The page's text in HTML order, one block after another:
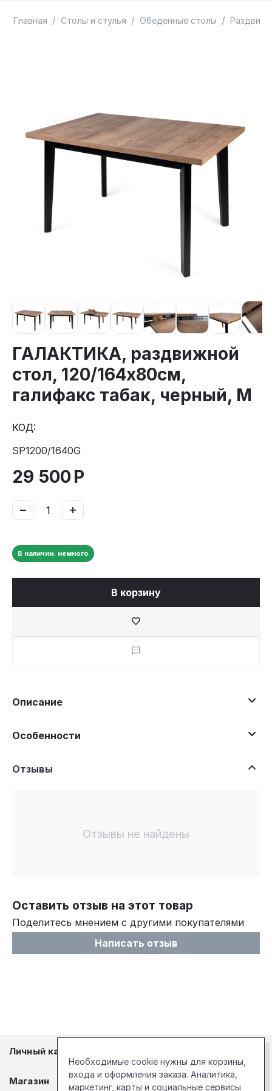
Главная / Столы и стулья / Обеденные столы /
ГАЛАКТИКА, раздвижной
стол, 120/164х80см,
галифакс табак, черный, М
КОД:
SP1200/1640G
29 500Р
+
−
В наличии: немного
В корзину
Описание
Особенности
Отзывы
Отзывы не найдены
Оставить отзыв на этот товар
Поделитесь мнением с другими покупателями
Написать отзыв
Личный кабинет
Магазин
Необходимые cookie нужны для корзины,
входа и оформления заказа. Аналитика,
маркетинг, карты и социальные сервисы